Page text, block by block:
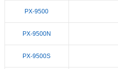
PX-9500
PX-9500N
PX-9500S